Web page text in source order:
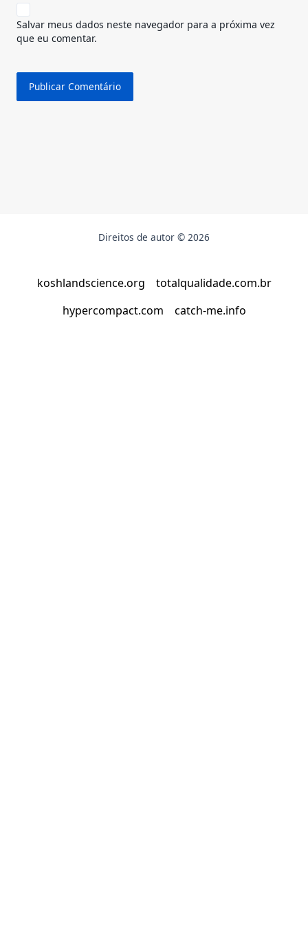
Salvar meus dados neste navegador para a próxima vez
que eu comentar.
Direitos de autor © 2026
koshlandscience.org
totalqualidade.com.br
hypercompact.com
catch-me.info